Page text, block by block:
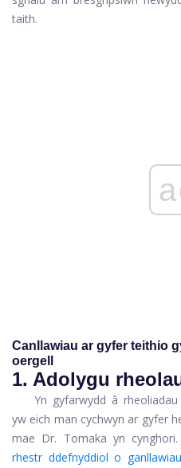
taith.
Canllawiau ar gyfer teithio
oergell
1. Adolygu
Yn gyfarwydd â
yw eich man cychwyn ar gyfer
mae Dr. Tomaka yn
rhestr ddefnyddiol o